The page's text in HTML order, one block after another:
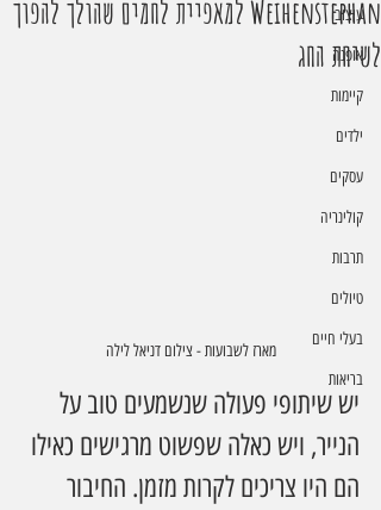
עיצוב
אופנה
קיימות
ילדים
עסקים
קולינריה
תרבות
טיולים
בעלי חיים
בריאות
Weihenstephan למאפיית לחמים שהולך להפוך
לשיחת החג
מארז לשבועות - צילום דניאל לילה
יש שיתופי פעולה שנשמעים טוב על
הנייר, ויש כאלה שפשוט מרגישים כאילו
הם היו צריכים לקרות מזמן. החיבור